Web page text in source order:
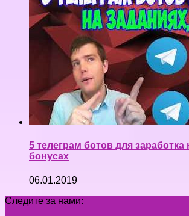
5 телеграм ботов для заработка
бонусах
06.01.2019
Следите за нами: